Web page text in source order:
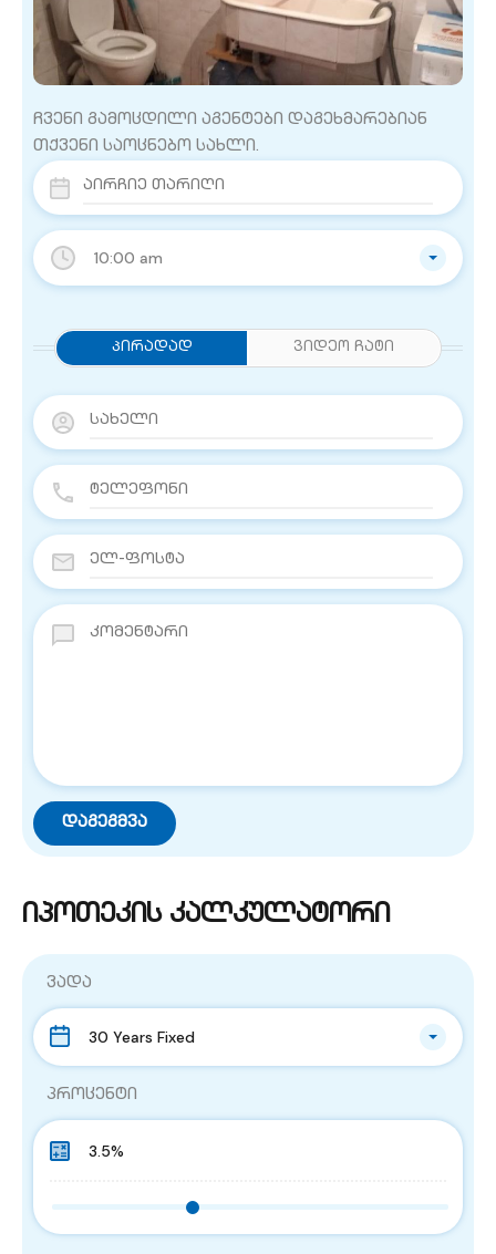
10:00 am
Პირადად ვიდეო ჩატი
ჩვენი გამოცდილი აგენტები დაგეხმარებიან
თქვენი საოცნებო სახლი.
იპოთეკის კალკულატორი
ვადა
30 Years Fixed
პროცენტი